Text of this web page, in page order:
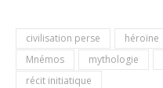
civilisation perse héroïne
Mnémos
mythologie
récit initiatique